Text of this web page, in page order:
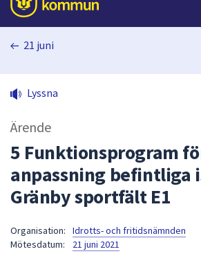
Till sidans
21 juni
Lyssna
Ärende
5 Funktionsprogram
anpassning befintliga
Gränby sportfält E1
Organisation:
Idrotts- och fritidsnämnden
Mötesdatum:
21 juni 2021